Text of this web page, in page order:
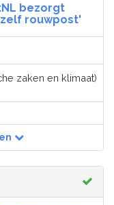
bezorgt
rouwpost'
zaken en klimaat)